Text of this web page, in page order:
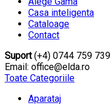
Casa inteligenta
Cataloage
Contact
Suport(+4) 0744 759 739
Email: office@elda.ro
Toate Categoriile
Aparataj